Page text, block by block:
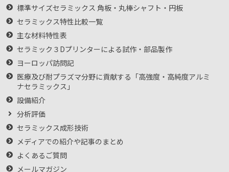
標準サイズセラミックス 角板・丸棒シャフト・円板
セラミックス特性比較一覧
主な材料特性表
セラミック３Dプリンターによる試作・部品製作
ヨーロッパ訪問記
医療及び耐プラズマ分野に貢献する「高強度・高純度アルミ
ナセラミックス」
設備紹介
分析評価
セラミックス成形技術
メディアでの紹介や記事のまとめ
よくあるご質問
メールマガジン